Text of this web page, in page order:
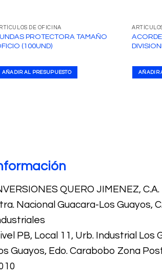
DE OFICINA
PROTECTORA TAMAÑO
(100UND)
AÑADIR AL PRESUPUESTO AÑADIR
QUERO JIMENEZ, C.A.
Nacional Guacara-Los Guayos,
PB, Local 11, Urb. Industrial Los
Guayos, Edo. Carabobo Zona